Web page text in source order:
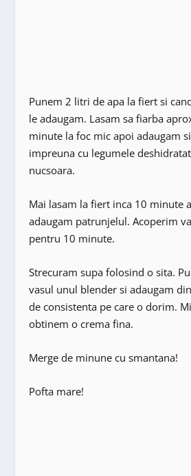
Punem 2 litri de apa la fiert si
le adaugam. Lasam sa fiarba
minute la foc mic apoi adaugam
impreuna cu legumele
nucsoara.
Mai lasam la fiert inca 10 minute
adaugam patrunjelul. Acoperim
pentru 10 minute.
Strecuram supa folosind o sita.
vasul unul blender si adaugam
de consistenta pe care o dorim.
obtinem o crema fina.
Merge de minune cu smantana!
Pofta mare!